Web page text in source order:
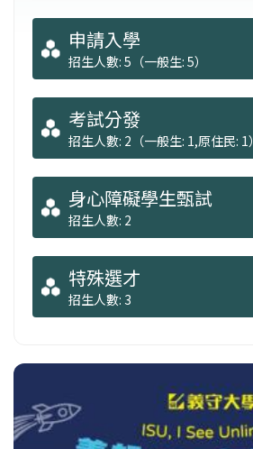
申請入學
招生人數: 5（一般生: 5）
考試分發
招生人數: 2（一般生: 1,原住民: 1）
身心障礙學生甄試
招生人數: 2
特殊選才
招生人數: 3